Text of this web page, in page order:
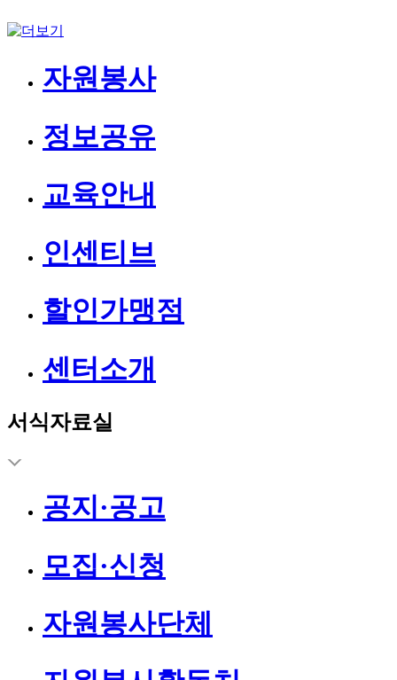
자원봉사
정보공유
교육안내
인센티브
할인가맹점
센터소개
서식자료실
공지·공고
모집·신청
자원봉사단체